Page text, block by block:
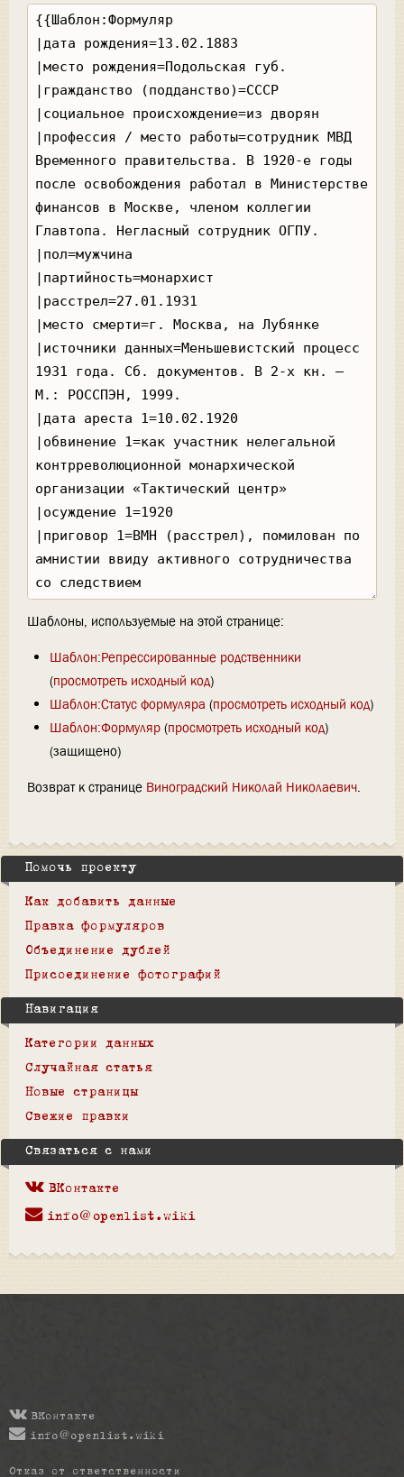
Шаблоны, используемые на этой странице:
Шаблон:Репрессированные родственники
(просмотреть исходный код)
Шаблон:Статус формуляра (просмотреть исходный код)
Шаблон:Формуляр(просмотреть исходный код)
(защищено)
Возврат к странице Виноградский Николай Николаевич.
Помочь проекту
Как добавить данные
Правка формуляров
Объединение дублей
Присоединение фотографий
Навигация
Категории данных
Случайная статья
Новые страницы
Свежие правки
Связаться с нами
ВКонтакте
info@openlist.wiki
ВКонтакте
info@openlist.wiki
Отказ от ответственности